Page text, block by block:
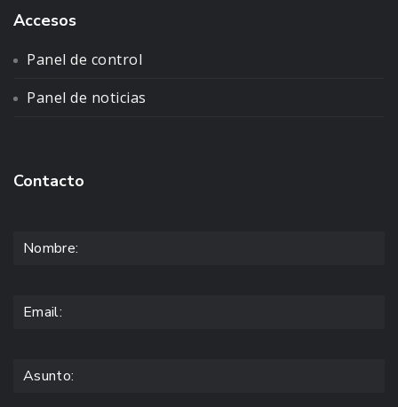
Accesos
Panel de control
Panel de noticias
Contacto